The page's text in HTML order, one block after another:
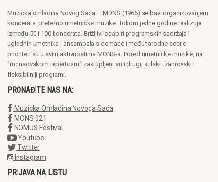
Muzička omladina Novog Sada – MONS (1966) se bavi organizovanjem
koncerata, pretežno umetničke muzike. Tokom jedne godine realizuje
između 50 i 100 koncerata. Brižljivi odabiri programskih sadržaja i
uglednih umetnika i ansambala s domaće i međunarodne scene
prioriteti su u svim aktivnostima MONS-a. Pored umetničke muzike, na
"monsovskom repertoaru“ zastupljeni su i drugi, stilski i žanrovski
fleksibilniji programi.
PRONAĐITE NAS NA:
Muzicka Omladina Novoga Sada
MONS 021
NOMUS Festival
Youtube
Twitter
Instagram
PRIJAVA NA LISTU